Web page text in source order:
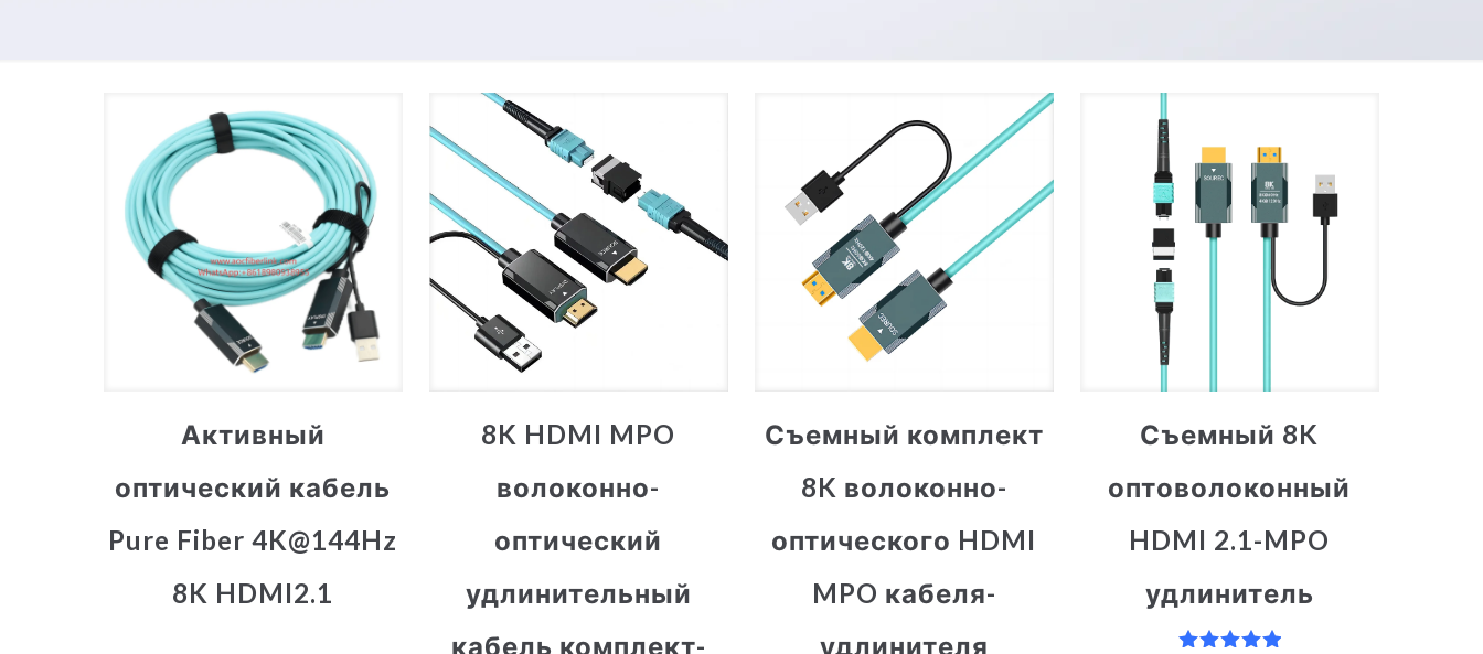
Активный
оптический кабель
Pure Fiber 4K@144Hz
8K HDMI2.1
8K HDMI MPO
волоконно-
оптический
удлинительный
кабель комплект-
Съемный комплект
8K волоконно-
оптического HDMI
MPO кабеля-
удлинителя
Съемный 8K
оптоволоконный
HDMI 2.1-MPO
удлинитель